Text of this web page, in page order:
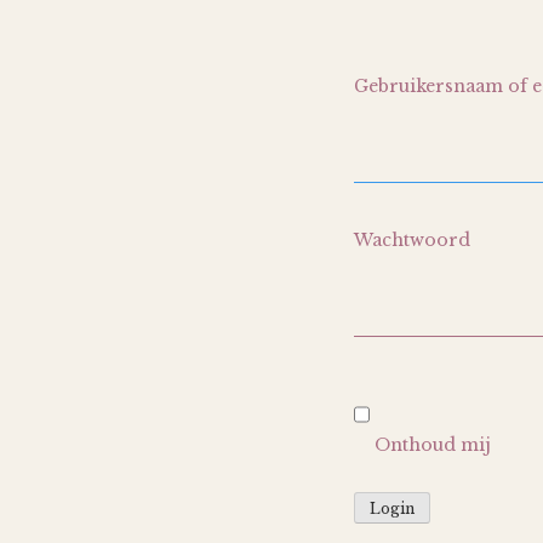
Gebruikersnaam of
Wachtwoord
Onthoud mij
Login